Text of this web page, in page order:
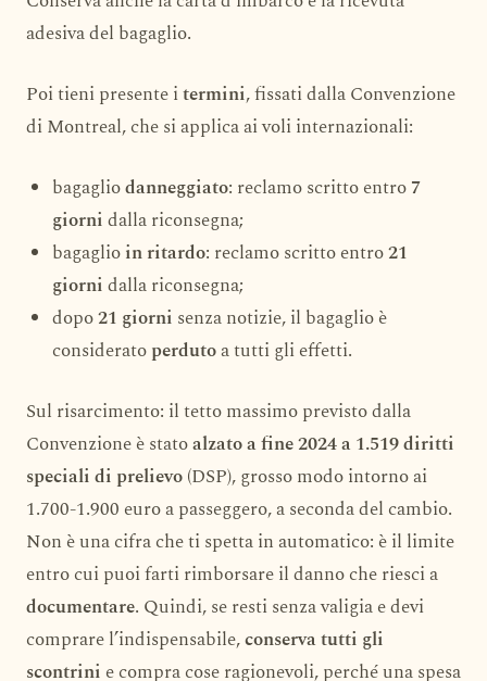
adesiva del bagaglio.
Poi tieni presente itermini, fissati dalla Convenzione
di Montreal, che si applica ai voli internazionali:
bagagliodanneggiato: reclamo scritto entro7
giornidalla riconsegna;
bagaglioin ritardo: reclamo scritto entro21
giornidalla riconsegna;
dopo21 giorni senza notizie, il bagaglio è
consideratoperdutoa tutti gli effetti.
Sul risarcimento: il tetto massimo previsto dalla
Convenzione è statoalzato a fine 2024 a 1.519 diritti
speciali di prelievo(DSP), grosso modo intorno ai
1.700-1.900 euro a passeggero, a seconda del cambio.
Non è una cifra che ti spetta in automatico: è il limite
entro cui puoi farti rimborsare il danno che riesci a
documentare. Quindi, se resti senza valigia e devi
comprare l’indispensabile,conserva tutti gli
scontrini e compra cose ragionevoli, perché una spesa